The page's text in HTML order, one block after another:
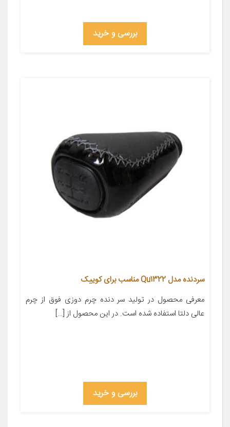
بررسی و خرید
سردنده مدل Qu1322 مناسب برای کوییک
معرفی محصول در تولید سر دنده چرم دوزی فوق از چرم
عالی دلتا استفاده شده است. در این محصول از […]
بررسی و خرید